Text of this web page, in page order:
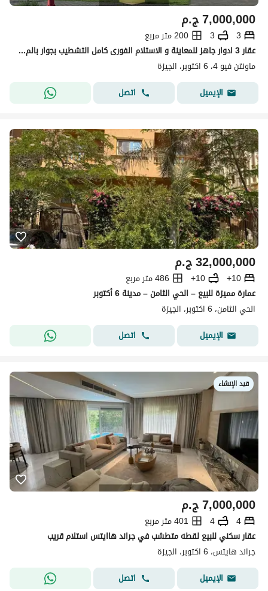
ج.م7,000,000
3
3
200 متر مربع
عقار 3 ادوار جاهز للمعاينة و الاستلام الفورى كامل التشطيب بجوار بالم هيلز و دقائق من نيو جيزة
ماونتن فيو 4، 6 اكتوبر، الجيزة
الإيميل
اتصل
ج.م32,000,000
10+
10+
486 متر مربع
عمارة مميزة للبيع – الحي الثامن – مدينة 6 أكتوبر
الحي الثامن، 6 اكتوبر، الجيزة
الإيميل
اتصل
قيد الإنشاء
ج.م7,000,000
4
4
401 متر مربع
عقار سكني للبيع لقطه متطشب في جراند هاايتس استلام قريب
جراند هايتس، 6 اكتوبر، الجيزة
الإيميل
اتصل